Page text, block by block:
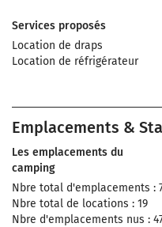
Services proposés
Location de draps
Location de réfrigérateur
Emplacements &
Les emplacements du
camping
Nbre total d'emplacements :
Nbre total de locations : 19
Nbre d'emplacements nus :